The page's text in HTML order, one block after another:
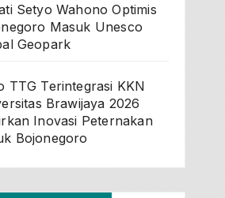
Setyo Wahono Optimis
Masuk Unesco
Geopark
TTG Terintegrasi KKN
Brawijaya 2026
Inovasi Peternakan
Bojonegoro